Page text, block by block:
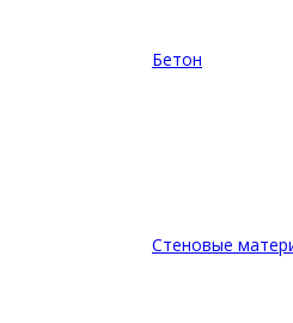
Бетон
Стеновые